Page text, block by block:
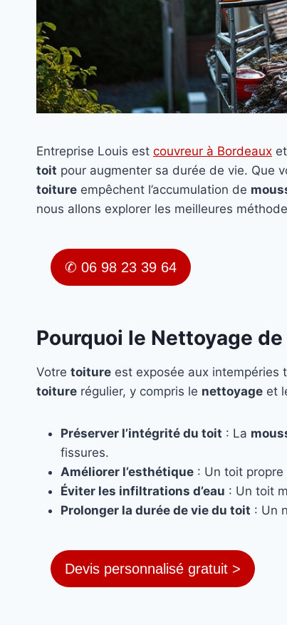
Entreprise Louis est couvreur à Bordeaux
toit pour augmenter sa durée de vie. Que
toiture empêchent l’accumulation de
nous allons explorer les meilleures
✆ 06 98 23 39 64
Pourquoi le Nettoyage
Votre toiture est exposée aux intempéries
toiture régulier, y compris le nettoyage et
Préserver l’intégrité du toit : La
fissures.
Améliorer l’esthétique : Un toit
Éviter les infiltrations d’eau : Un toit
Prolonger la durée de vie du toit : Un
Devis personnalisé gratuit >